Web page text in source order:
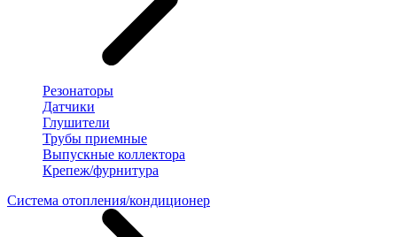
Резонаторы
Датчики
Глушители
Трубы приемные
Выпускные коллектора
Крепеж/фурнитура
Система отопления/кондиционер